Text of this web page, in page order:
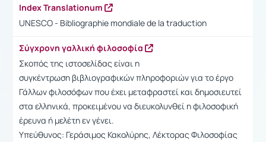
Index Translationum
UNESCO - Bibliographie mondiale de la traduction
Σύγχρονη γαλλική φιλοσοφία
Σκοπός της ιστοσελίδας είναι η
συγκέντρωση βιβλιογραφικών πληροφοριών για το έργο
Γάλλων φιλοσόφων που έχει μεταφραστεί και δημοσιευτεί
στα ελληνικά, προκειμένου να διευκολυνθεί η φιλοσοφική
έρευνα ή μελέτη εν γένει.
Υπεύθυνος: Γεράσιμος Κακολύρης, Λέκτορας Φιλοσοφίας